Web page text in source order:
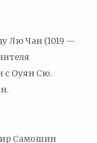
Лю Чан (1019 —
с Оуян Сю.
Самошин